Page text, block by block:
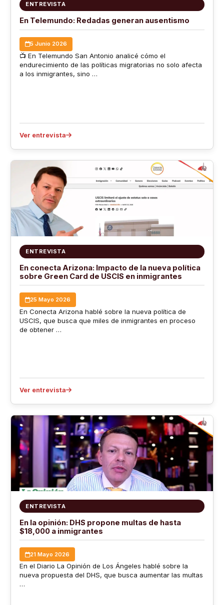
ENTREVISTA
En Telemundo: Redadas generan ausentismo
5 Junio 2026
📺 En Telemundo San Antonio analicé cómo el
endurecimiento de las políticas migratorias no solo afecta
a los inmigrantes, sino …
Ver entrevista
ENTREVISTA
En conecta Arizona: Impacto de la nueva política
sobre Green Card de USCIS en inmigrantes
25 Mayo 2026
En Conecta Arizona hablé sobre la nueva política de
USCIS, que busca que miles de inmigrantes en proceso
de obtener …
Ver entrevista
ENTREVISTA
En la opinión: DHS propone multas de hasta
$18,000 a inmigrantes
21 Mayo 2026
En el Diario La Opinión de Los Ángeles hablé sobre la
nueva propuesta del DHS, que busca aumentar las multas
…